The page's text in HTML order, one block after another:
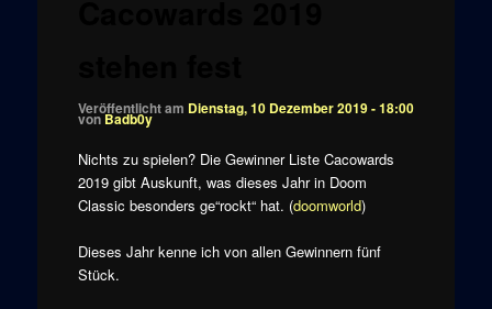
Veröffentlicht am Dienstag, 10 Dezember 2019 - 18:00
vonBadb0y
Nichts zu spielen? Die Gewinner Liste Cacowards
2019 gibt Auskunft, was dieses Jahr in Doom
Classic besonders ge“rockt“ hat. (doomworld)
Dieses Jahr kenne ich von allen Gewinnern fünf
Stück.